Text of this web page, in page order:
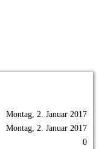
Montag, 2. Januar 2017
Montag, 2. Januar 2017
0